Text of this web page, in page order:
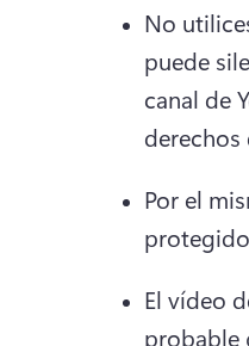
No
puede
canal de
derechos
Por el
El vídeo
probable